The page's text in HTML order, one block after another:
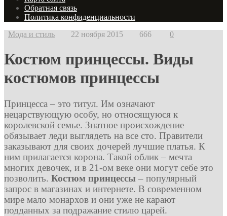
Обратная связь
Политика конфиденциальности
Мода и стиль
22 ноября 2015 666 0
Костюм принцессы. Виды
костюмов принцессы
Принцесса – это титул. Им означают
нецарствующую особу, но относящуюся к
королевской семье. Знатное происхождение
обязывает леди выглядеть на все сто. Правители
заказывают для своих дочерей лучшие платья. К
ним прилагается корона. Такой облик – мечта
многих девочек, и в 21-ом веке они могут себе это
позволить. Костюм принцессы – популярный
запрос в магазинах и интернете. В современном
мире мало монархов и они уже не карают
подданных за подражание стилю царей.